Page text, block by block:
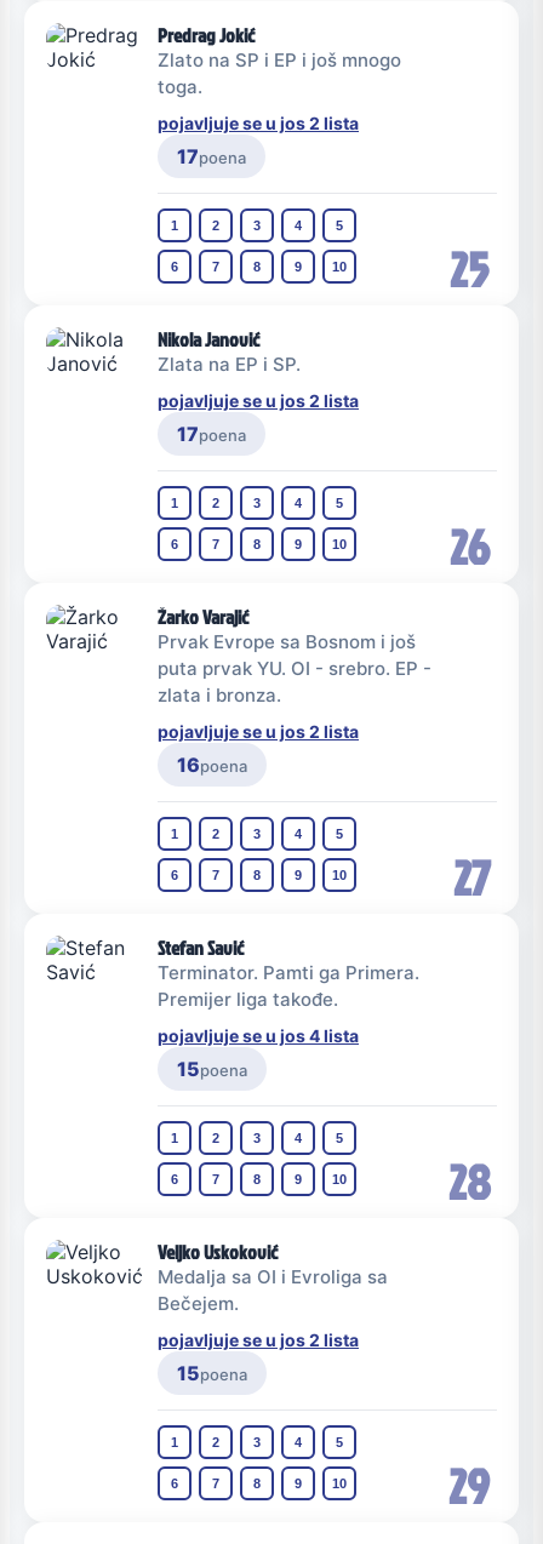
25
Predrag Jokić
Zlato na SP i EP i još mnogo
toga.
pojavljuje se u jos 2 lista
17poena
1 2 3 4 5
6 7 8 9 10
26
Nikola Janović
Zlata na EP i SP.
pojavljuje se u jos 2 lista
17poena
1 2 3 4 5
6 7 8 9 10
27
Žarko Varajić
Prvak Evrope sa Bosnom i još
puta prvak YU. OI - srebro. EP -
zlata i bronza.
pojavljuje se u jos 2 lista
16poena
1 2 3 4 5
6 7 8 9 10
28
Stefan Savić
Terminator. Pamti ga Primera.
Premijer liga takođe.
pojavljuje se u jos 4 lista
15poena
1 2 3 4 5
6 7 8 9 10
29
Veljko Uskoković
Medalja sa OI i Evroliga sa
Bečejem.
pojavljuje se u jos 2 lista
15poena
1 2 3 4 5
6 7 8 9 10